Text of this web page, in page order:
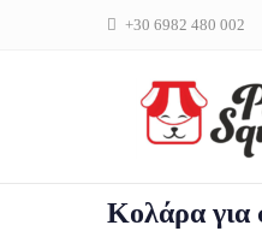
+30 6982 480 002
Κολάρα για